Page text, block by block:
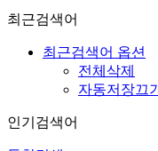
최근검색어
최근검색어 옵션
전체삭제
자동저장끄기
인기검색어